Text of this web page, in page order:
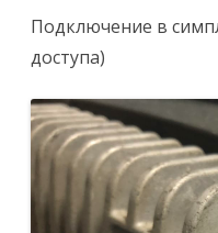
Подключение в
доступа)